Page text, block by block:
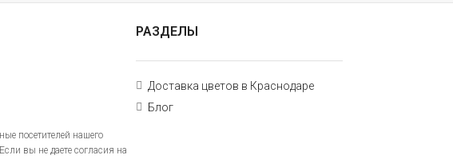
посетителей нашего
вы не даете согласия на
РАЗДЕЛЫ
Доставка цветов в Краснодаре
Блог